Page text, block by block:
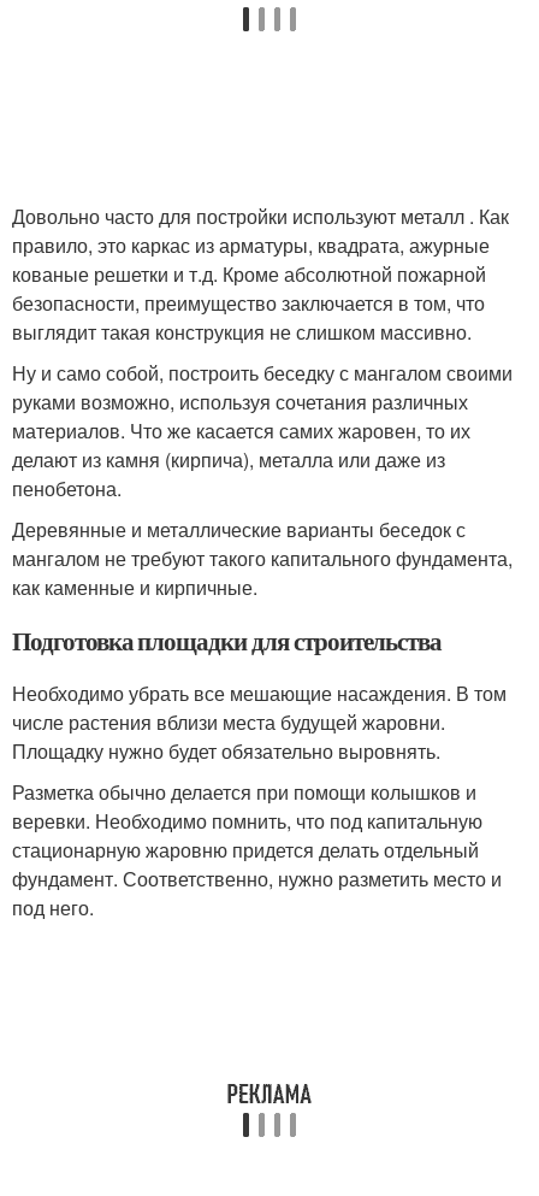
Довольно часто для постройки используют металл . Как
правило, это каркас из арматуры, квадрата, ажурные
кованые решетки и т.д. Кроме абсолютной пожарной
безопасности, преимущество заключается в том, что
выглядит такая конструкция не слишком массивно.
Ну и само собой, построить беседку с мангалом своими
руками возможно, используя сочетания различных
материалов. Что же касается самих жаровен, то их
делают из камня (кирпича), металла или даже из
пенобетона.
Деревянные и металлические варианты беседок с
мангалом не требуют такого капитального фундамента,
как каменные и кирпичные.
Подготовка площадки для строительства
Необходимо убрать все мешающие насаждения. В том
числе растения вблизи места будущей жаровни.
Площадку нужно будет обязательно выровнять.
Разметка обычно делается при помощи колышков и
веревки. Необходимо помнить, что под капитальную
стационарную жаровню придется делать отдельный
фундамент. Соответственно, нужно разметить место и
под него.